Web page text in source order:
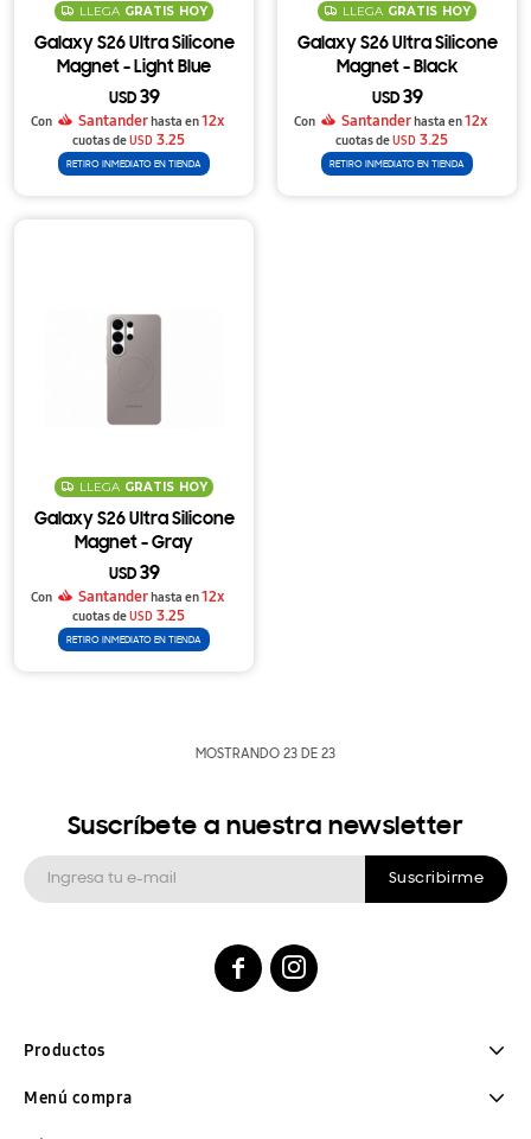
LLEGA GRATIS HOY
Galaxy S26 Ultra Silicone
Magnet - Light Blue
USD 39
Con Santanderhasta en12x
cuotas deUSD 3.25
RETIRO INMEDIATO EN TIENDA
LLEGA GRATIS HOY
Galaxy S26 Ultra Silicone
Magnet - Black
USD 39
Con Santanderhasta en12x
cuotas deUSD 3.25
RETIRO INMEDIATO EN TIENDA
LLEGA GRATIS HOY
Galaxy S26 Ultra Silicone
Magnet - Gray
USD 39
Con Santanderhasta en12x
cuotas deUSD 3.25
RETIRO INMEDIATO EN TIENDA
MOSTRANDO 23 DE 23
Menú compra
Productos
Suscríbete a nuestra newsletter
Suscribirme
 